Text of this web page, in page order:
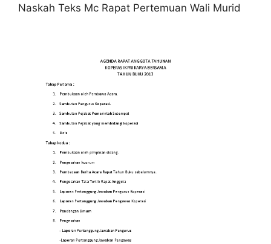
Naskah Teks Mc Rapat Pertemuan Wali Murid